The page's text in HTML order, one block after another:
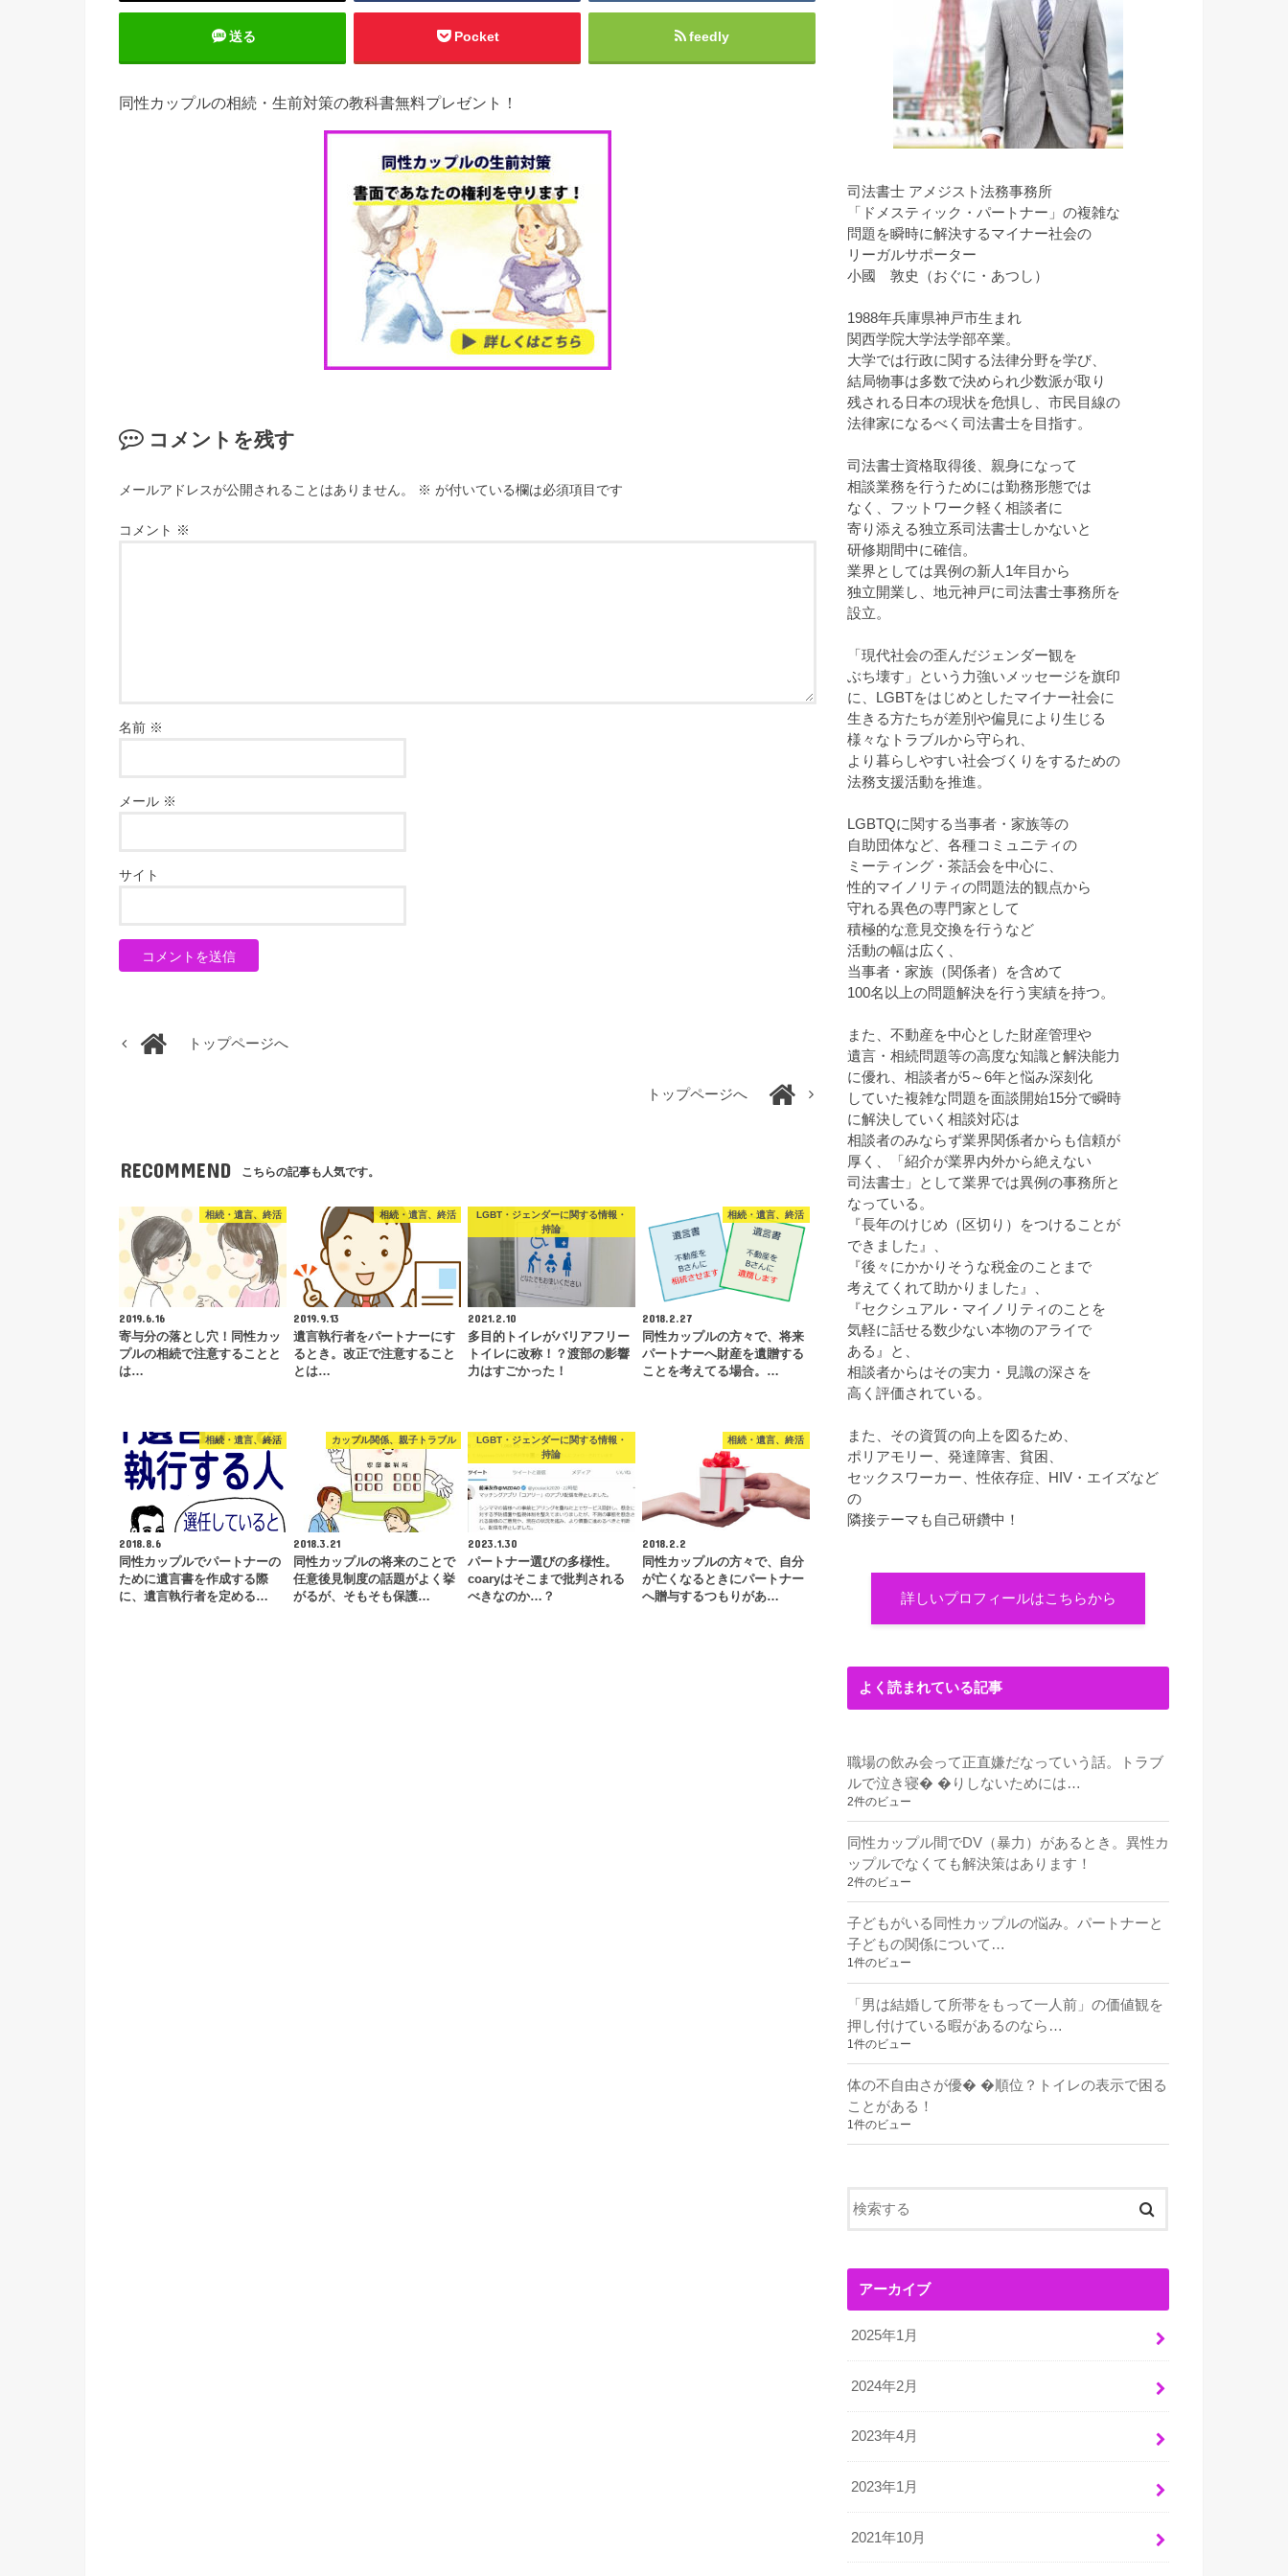
送る Pocket feedly
同性カップルの相続・生前対策の教科書無料プレゼント！
コメントを残す
メールアドレスが公開されることはありません。 ※ が付いている欄は必須項目です
コメント ※
名前 ※
メール ※
サイト
トップページへ
トップページへ
RECOMMEND こちらの記事も人気です。
相続・遺言、終活
2019.6.16
寄与分の落とし穴！同性カッ
プルの相続で注意することと
は…
相続・遺言、終活
2019.9.13
遺言執行者をパートナーにす
るとき。改正で注意すること
とは…
LGBT・ジェンダーに関する情報・
持論
2021.2.10
多目的トイレがバリアフリー
トイレに改称！？渡部の影響
力はすごかった！
相続・遺言、終活
2018.2.27
同性カップルの方々で、将来
パートナーへ財産を遺贈する
ことを考えてる場合。…
相続・遺言、終活
2018.8.6
同性カップルでパートナーの
ために遺言書を作成する際
に、遺言執行者を定める…
カップル関係、親子トラブル
2018.3.21
同性カップルの将来のことで
任意後見制度の話題がよく挙
がるが、そもそも保護…
LGBT・ジェンダーに関する情報・
持論
2023.1.30
パートナー選びの多様性。
coaryはそこまで批判される
べきなのか…？
相続・遺言、終活
2018.2.2
同性カップルの方々で、自分
が亡くなるときにパートナー
へ贈与するつもりがあ…
司法書士 アメジスト法務事務所
「ドメスティック・パートナー」の複雑な
問題を瞬時に解決するマイナー社会の
リーガルサポーター
小國 敦史（おぐに・あつし）
1988年兵庫県神戸市生まれ
関西学院大学法学部卒業。
大学では行政に関する法律分野を学び、
結局物事は多数で決められ少数派が取り
残される日本の現状を危惧し、市民目線の
法律家になるべく司法書士を目指す。
司法書士資格取得後、親身になって
相談業務を行うためには勤務形態では
なく、フットワーク軽く相談者に
寄り添える独立系司法書士しかないと
研修期間中に確信。
業界としては異例の新人1年目から
独立開業し、地元神戸に司法書士事務所を
設立。
「現代社会の歪んだジェンダー観を
ぶち壊す」という力強いメッセージを旗印
に、LGBTをはじめとしたマイナー社会に
生きる方たちが差別や偏見により生じる
様々なトラブルから守られ、
より暮らしやすい社会づくりをするための
法務支援活動を推進。
LGBTQに関する当事者・家族等の
自助団体など、各種コミュニティの
ミーティング・茶話会を中心に、
性的マイノリティの問題法的観点から
守れる異色の専門家として
積極的な意見交換を行うなど
活動の幅は広く、
当事者・家族（関係者）を含めて
100名以上の問題解決を行う実績を持つ。
また、不動産を中心とした財産管理や
遺言・相続問題等の高度な知識と解決能力
に優れ、相談者が5～6年と悩み深刻化
していた複雑な問題を面談開始15分で瞬時
に解決していく相談対応は
相談者のみならず業界関係者からも信頼が
厚く、「紹介が業界内外から絶えない
司法書士」として業界では異例の事務所と
なっている。
『長年のけじめ（区切り）をつけることが
できました』、
『後々にかかりそうな税金のことまで
考えてくれて助かりました』、
『セクシュアル・マイノリティのことを
気軽に話せる数少ない本物のアライで
ある』と、
相談者からはその実力・見識の深さを
高く評価されている。
また、その資質の向上を図るため、
ポリアモリー、発達障害、貧困、
セックスワーカー、性依存症、HIV・エイズなど
の
隣接テーマも自己研鑽中！
詳しいプロフィールはこちらから
よく読まれている記事
職場の飲み会って正直嫌だなっていう話。トラブ
ルで泣き寝� �りしないためには…
2件のビュー
同性カップル間でDV（暴力）があるとき。異性カ
ップルでなくても解決策はあります！
2件のビュー
子どもがいる同性カップルの悩み。パートナーと
子どもの関係について…
1件のビュー
「男は結婚して所帯をもって一人前」の価値観を
押し付けている暇があるのなら…
1件のビュー
体の不自由さが優� �順位？トイレの表示で困る
ことがある！
1件のビュー
アーカイブ
2025年1月
2024年2月
2023年4月
2023年1月
2021年10月